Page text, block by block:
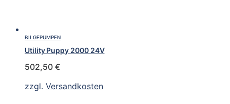
BILGEPUMPEN
Utility Puppy 2000 24V
502,50 €
zzgl. Versandkosten